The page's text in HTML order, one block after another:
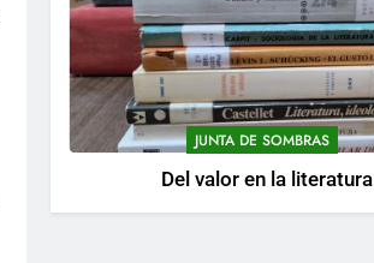
JUNTA DE SOMBRAS
Del valor en la literatura